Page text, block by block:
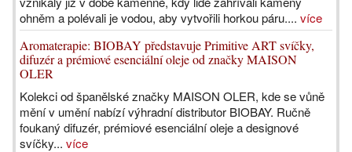
ohněm a polévali je vodou, aby vytvořili horkou páru.... více
Aromaterapie: BIOBAY představuje Primitive ART svíčky,
difuzér a prémiové esenciální oleje od značky MAISON
OLER
Kolekci od španělské značky MAISON OLER, kde se vůně
mění v umění nabízí výhradní distributor BIOBAY. Ručně
foukaný difuzér, prémiové esenciální oleje a designové
svíčky... více